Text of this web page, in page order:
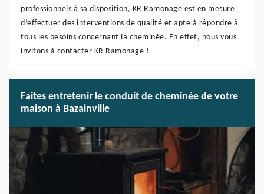
professionnels à sa disposition, KR Ramonage est en mesure
d’effectuer des interventions de qualité et apte à répondre à
tous les besoins concernant la cheminée. En effet, nous vous
invitons à contacter KR Ramonage !
Faites entretenir le conduit de cheminée de votre
maison à Bazainville